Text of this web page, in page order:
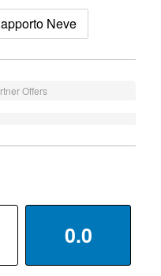
Neve
Offers
0.0